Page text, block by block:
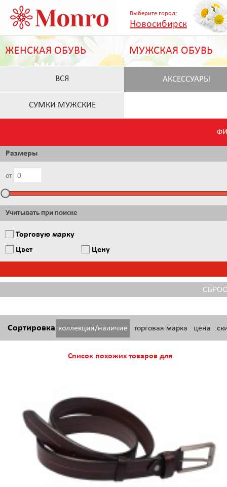
Выберите город:
Новосибирск
ЖЕНСКАЯ ОБУВЬ МУЖСКАЯ ОБУВЬ
ВСЯ АКСЕССУАРЫ
СУМКИ МУЖСКИЕ
Размеры
от
Учитывать при поиске
Торговую марку
Цвет
Цену
Сортировка коллекция/наличие торговая марка цена
Список похожих товаров для